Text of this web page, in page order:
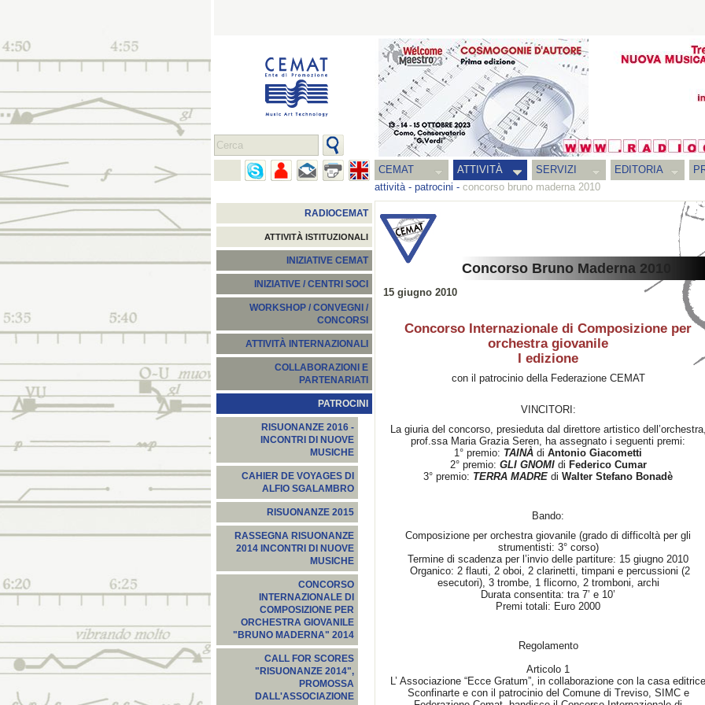
CEMAT ATTIVITÀ SERVIZI EDITORIA
attività- patrocini - concorso bruno maderna 2010
RADIOCEMAT
ATTIVITÀ ISTITUZIONALI
INIZIATIVE CEMAT
INIZIATIVE / CENTRI SOCI
WORKSHOP / CONVEGNI /
CONCORSI
ATTIVITÀ INTERNAZIONALI
COLLABORAZIONI E
PARTENARIATI
PATROCINI
RISUONANZE 2016 -
INCONTRI DI NUOVE
MUSICHE
CAHIER DE VOYAGES DI
ALFIO SGALAMBRO
RISUONANZE 2015
RASSEGNA RISUONANZE
2014 INCONTRI DI NUOVE
MUSICHE
CONCORSO
INTERNAZIONALE DI
COMPOSIZIONE PER
ORCHESTRA GIOVANILE
"BRUNO MADERNA" 2014
CALL FOR SCORES
"RISUONANZE 2014",
PROMOSSA
DALL'ASSOCIAZIONE
Concorso Bruno Maderna 2010
15 giugno 2010
Concorso Internazionale di Composizione per
orchestra giovanile
I edizione
con il patrocinio della Federazione CEMAT
VINCITORI:
La giuria del concorso, presieduta dal direttore artistico
prof.ssa Maria Grazia Seren, ha assegnato i seguenti premi:
1° premio: TAINÀ di Antonio Giacometti
2° premio: GLI GNOMIdi Federico Cumar
3° premio: TERRA MADRE di Walter Stefano Bonadè
Bando:
Composizione per orchestra giovanile (grado di difficoltà per gli
strumentisti: 3° corso)
Termine di scadenza per l’invio delle partiture: 15 giugno 2010
Organico: 2 flauti, 2 oboi, 2 clarinetti, timpani e percussioni (2
esecutori), 3 trombe, 1 flicorno, 2 tromboni, archi
Durata consentita: tra 7’ e 10’
Premi totali: Euro 2000
Regolamento
Articolo 1
L’ Associazione “Ecce Gratum”, in collaborazione con la casa editrice
Sconfinarte e con il patrocinio del Comune di Treviso, SIMC e